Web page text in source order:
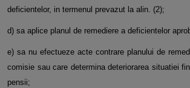
deficientelor, in termenul prevazut la alin. (2);
d) sa aplice planul de remediere a deficientelor
e) sa nu efectueze acte contrare planului de
comisie sau care determina deteriorarea situatiei
pensii;